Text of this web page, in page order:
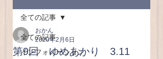
全ての記事
インフォメーション
全ての記事
第9回 ゆめあかり 3.11
おかん
2020年2月6日